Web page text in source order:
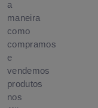
a
maneira
como
compramos
e
vendemos
produtos
nos